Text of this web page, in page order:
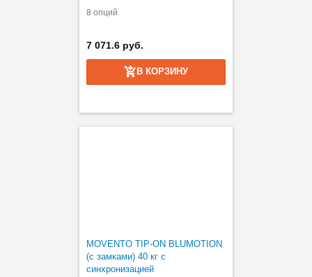
8 опций
7 071.6 руб.
В КОРЗИНУ
MOVENTO TIP-ON BLUMOTION
(с замками) 40 кг с
синхронизацией